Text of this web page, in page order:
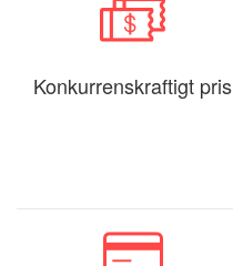
Konkurrenskraftigt pris